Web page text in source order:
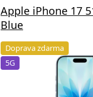
Apple iPhone 17
Blue
Doprava zdarma
5G